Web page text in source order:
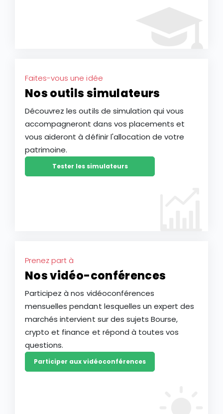
Faites-vous une idée
Nos outils simulateurs
Découvrez les outils de simulation qui vous
accompagneront dans vos placements et
vous aideront à définir l'allocation de votre
patrimoine.
Tester les simulateurs
Prenez part à
Nos vidéo-conférences
Participez à nos vidéoconférences
mensuelles pendant lesquelles un expert des
marchés intervient sur des sujets Bourse,
crypto et finance et répond à toutes vos
questions.
Participer aux vidéoconférences